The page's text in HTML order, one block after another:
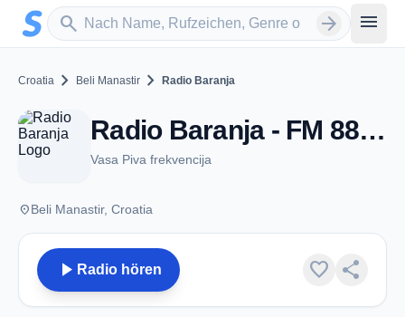
Zum Hauptinhalt springen
search
Sender suchen arrow_forward menu
Croatia chevron_right Beli Manastir chevron_right Radio Baranja
Radio Baranja - FM 88.0 - Beli Manastir
Vasa Piva frekvencija
placeBeli Manastir, Croatia
play_arrow Radio hören favorite share